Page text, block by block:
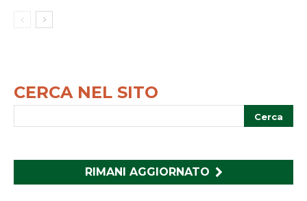
CERCA NEL SITO
RIMANI AGGIORNATO